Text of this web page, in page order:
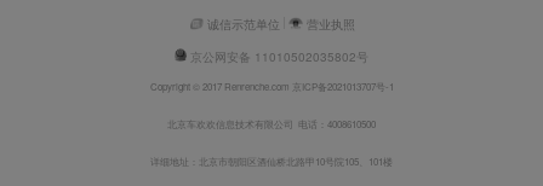
诚信示范单位
营业执照
京公网安备 11010502035802号
Copyright © 2017 Renrenche.com 京ICP备2021013707号-1
北京车欢欢信息技术有限公司 电话：4008610500
详细地址：北京市朝阳区酒仙桥北路甲10号院105、101楼